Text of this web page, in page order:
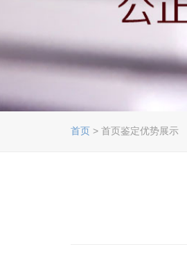
首页 > 首页鉴定优势展示